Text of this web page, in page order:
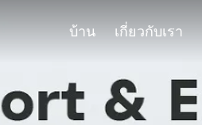
บ้าน เกี่ยวกับเรา